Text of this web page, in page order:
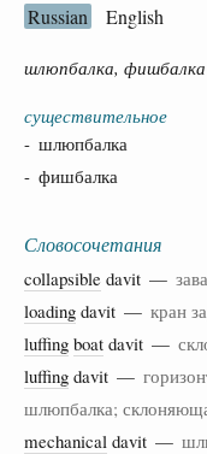
Russian English
шлюпбалка, фишбалка
существительное
- шлюпбалка
- фишбалка
Словосочетания
collapsible davit —
loading davit — кран
luffing boat davit —
luffing davit —
шлюпбалка;
mechanical davit —